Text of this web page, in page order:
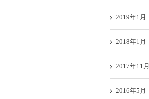
2019年1月
2018年1月
2017年11月
2016年5月